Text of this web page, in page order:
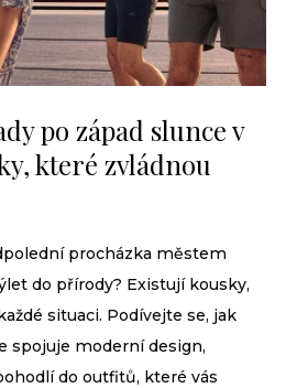
po západ slunce v
které zvládnou
procházka městem
do přírody? Existují kousky,
situaci. Podívejte se, jak
spojuje moderní design,
do outfitů, které vás